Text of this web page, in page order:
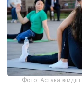
Фото: Астана әкімдігі